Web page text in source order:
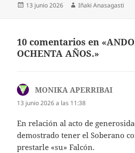
Publicado
13 junio 2026 Autor
Iñaki Anasagasti
10 comentarios en
OCHENTA AÑOS.»
MONIKA APERRIBAI
13 junio 2026 a las 11:38
En relación al acto de
demostrado tener el Soberano
prestarle «su» Falcón.